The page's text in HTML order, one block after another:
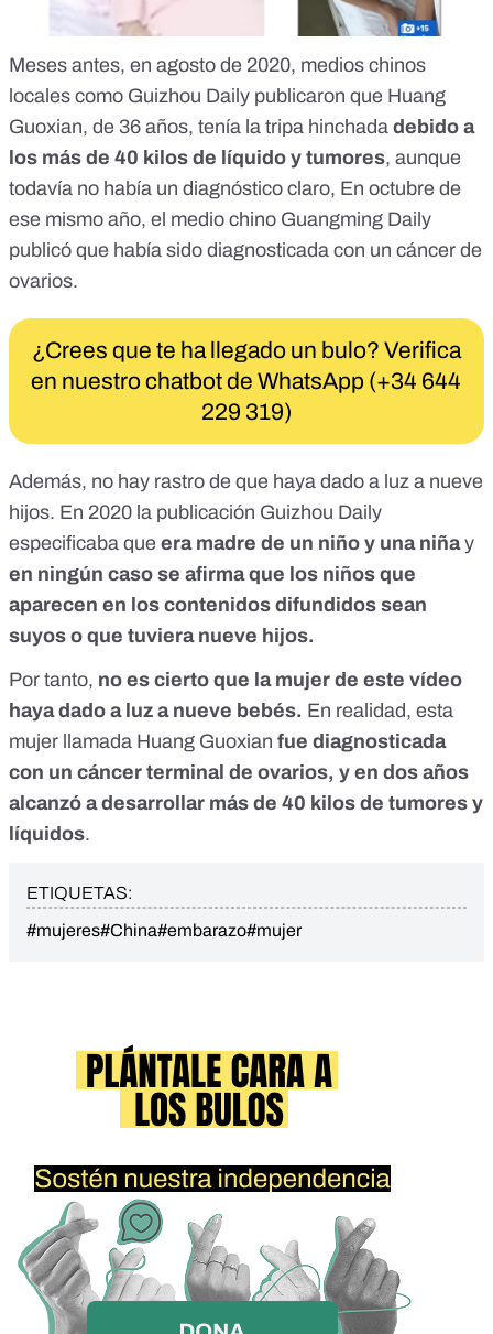
Meses antes, en agosto de 2020, medios chinos
locales como Guizhou Daily publicaron que Huang
Guoxian, de 36 años, tenía la tripa hinchada debido a
los más de 40 kilos de líquido y tumores, aunque
todavía no había un diagnóstico claro, En octubre de
ese mismo año, el medio chino Guangming Daily
publicó que había sido diagnosticada con un cáncer de
ovarios.
¿Crees que te ha llegado un bulo? Verifica
en nuestro chatbot de WhatsApp (+34 644
229 319)
Además, no hay rastro de que haya dado a luz a nueve
hijos. En 2020 la publicación Guizhou Daily
especificaba que era madre de un niño y una niñay
en ningún caso se afirma que los niños que
aparecen en los contenidos difundidos sean
suyos o que tuviera nueve hijos.
Por tanto, no es cierto que la mujer de este vídeo
haya dado a luz a nueve bebés. En realidad, esta
mujer llamada Huang Guoxian fue diagnosticada
con un cáncer terminal de ovarios, y en dos años
alcanzó a desarrollar más de 40 kilos de tumores y
líquidos.
ETIQUETAS:
#mujeres#China#embarazo#mujer